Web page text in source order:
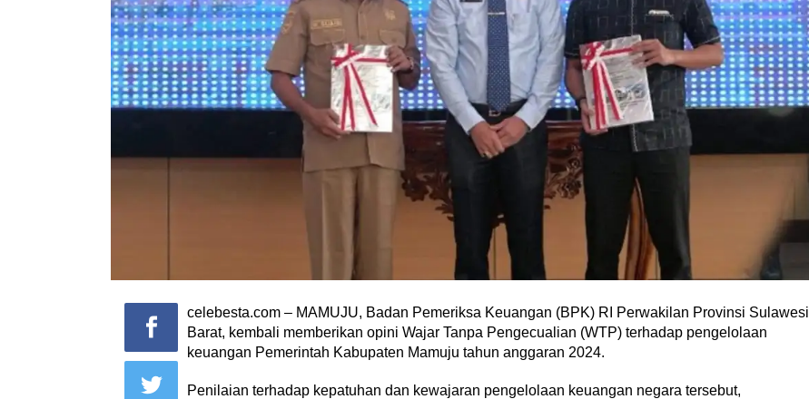
celebesta.com – MAMUJU, Badan Pemeriksa Keuangan (BPK) RI Perwakilan Provinsi Sulawesi
Barat, kembali memberikan opini Wajar Tanpa Pengecualian (WTP) terhadap pengelolaan
keuangan Pemerintah Kabupaten Mamuju tahun anggaran 2024.
Penilaian terhadap kepatuhan dan kewajaran pengelolaan keuangan negara tersebut,